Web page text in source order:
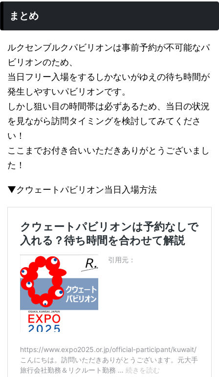
まとめ
ルクセンブルクパビリオンは事前予約が不可能なパ
ビリオンのため、
当日フリー入場をするしかないがゆえの待ち時間が
発生しやすいパビリオンです。
しかし狙い目の時間帯は必ずあるため、当日の状況
を見ながら訪問タイミングを検討してみてくださ
い！
ここまでお付き合いいただきありがとうございまし
た！
▼クウェートパビリオン当日入場方法